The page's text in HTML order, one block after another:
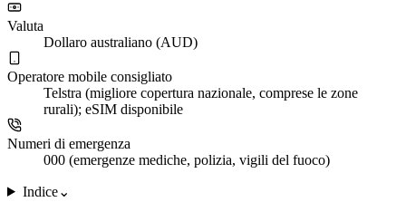
Valuta
Dollaro australiano (AUD)
Operatore mobile consigliato
Telstra (migliore copertura nazionale, comprese le zone
rurali); eSIM disponibile
Numeri di emergenza
000 (emergenze mediche, polizia, vigili del fuoco)
Indice⌄